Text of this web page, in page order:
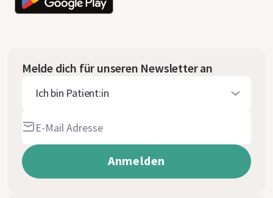
Melde dich für unseren Newsletter an
Ich bin Patient:in